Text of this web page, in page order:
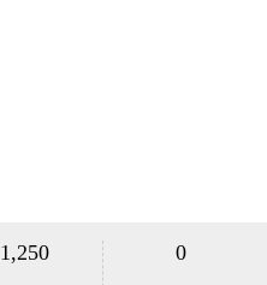
1,250 0